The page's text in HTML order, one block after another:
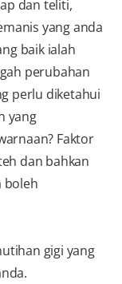
dan teliti,
yang anda
baik ialah
perubahan
perlu diketahui
yang
Faktor
dan bahkan
boleh
gigi yang